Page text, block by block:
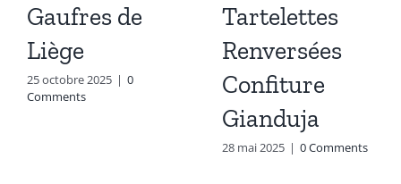
Gaufres de
Liège
25 octobre 2025 | 0
Comments
Tartelettes
Renversées
Confiture
Gianduja
28 mai 2025 | 0 Comments